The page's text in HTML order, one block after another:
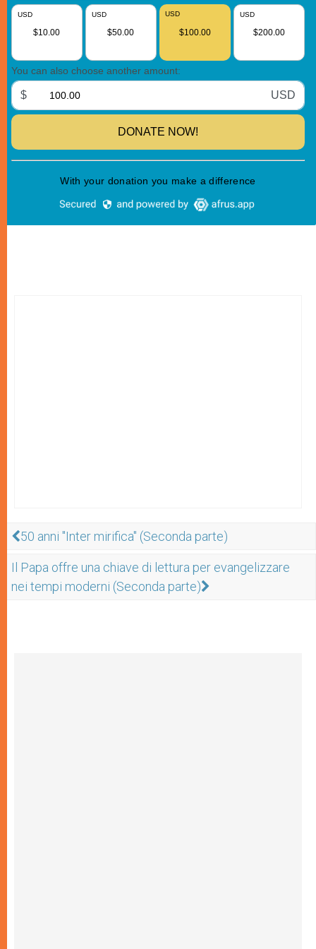
50 anni "Inter mirifica" (Seconda parte)
Il Papa offre una chiave di lettura per evangelizzare
nei tempi moderni (Seconda parte)